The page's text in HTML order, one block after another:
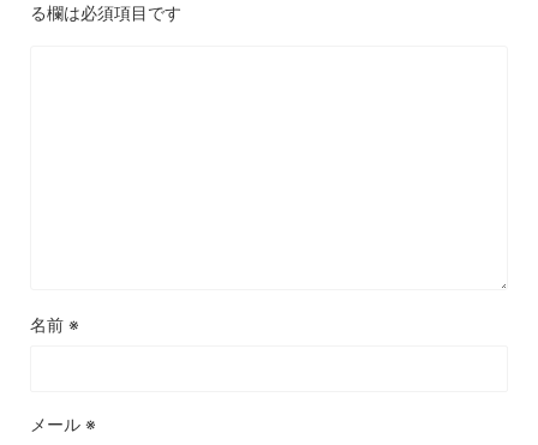
る欄は必須項目です
名前 ※
メール ※